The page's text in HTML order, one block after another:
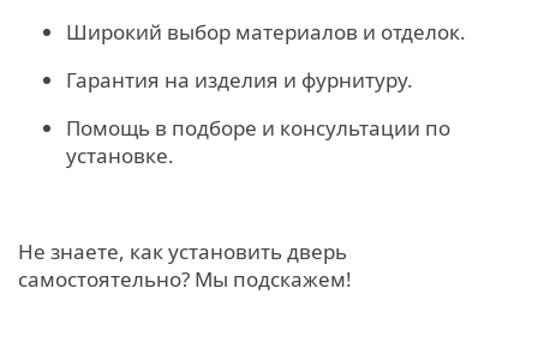
Широкий выбор материалов и отделок.
Гарантия на изделия и фурнитуру.
Помощь в подборе и консультации по
установке.
Не знаете, как установить дверь
самостоятельно? Мы подскажем!